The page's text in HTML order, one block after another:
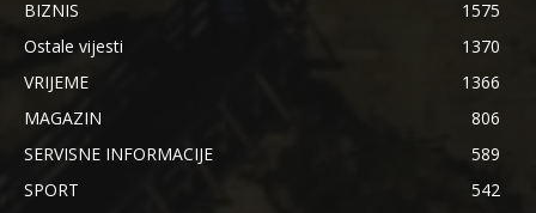
BIZNIS
1575
Ostale vijesti
1370
VRIJEME
1366
MAGAZIN
806
SERVISNE INFORMACIJE
589
SPORT
542